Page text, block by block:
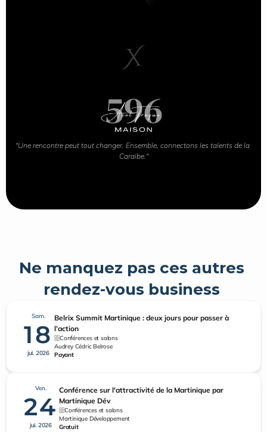
X
"Une rencontre peut tout changer. Ensemble, connectons les talents de la
Caraïbe."
Ne manquez pas ces autres
rendez-vous business
Sam.
18
jui. 2026
Belrix Summit Martinique : deux jours pour passer à
l’action
Conférences et salons
Audrey Cédric Belrose
Payant
Ven.
24
jui. 2026
Conférence sur l'attractivité de la Martinique par
Martinique Dév
Conférences et salons
Martinique Développement
Gratuit